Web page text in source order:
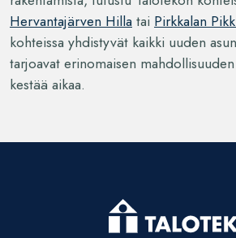
Hervantajärven Hillatai Pirkkalan
kohteissa yhdistyvät kaikki uuden
tarjoavat erinomaisen
kestää aikaa.